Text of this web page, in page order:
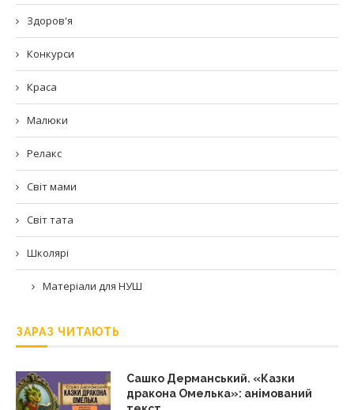
Здоров'я
Конкурси
Краса
Малюки
Релакс
Світ мами
Світ тата
Школярі
Матеріали для НУШ
ЗАРАЗ ЧИТАЮТЬ
Сашко Дерманський. «Казки
дракона Омелька»: анімований